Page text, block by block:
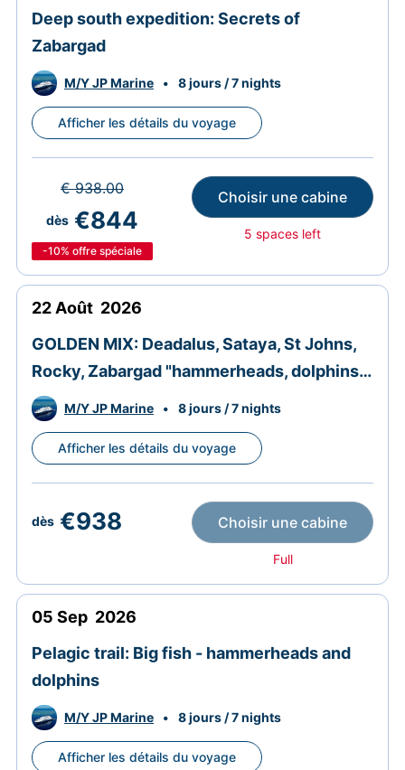
Deep south expedition: Secrets of
Zabargad
M/Y JP Marine • 8 jours / 7 nights
Afficher les détails du voyage
€ 938.00
dès €844
-10% offre spéciale
Choisir une cabine
5 spaces left
22 Août 2026
GOLDEN MIX: Deadalus, Sataya, St Johns,
Rocky, Zabargad "hammerheads, dolphins,
caves, Zabargad's wreck"
M/Y JP Marine • 8 jours / 7 nights
Afficher les détails du voyage
dès €938 Choisir une cabine
Full
05 Sep 2026
Pelagic trail: Big fish - hammerheads and
dolphins
M/Y JP Marine • 8 jours / 7 nights
Afficher les détails du voyage